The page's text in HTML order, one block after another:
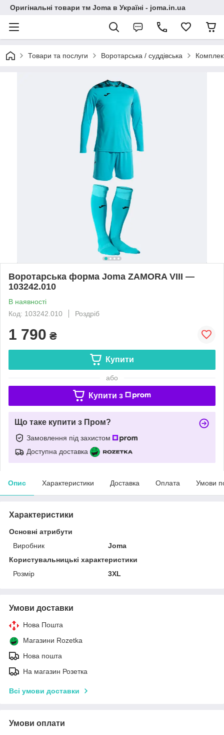
Оригінальні товари тм Joma в Україні - joma.in.ua
Товари та послуги Воротарська / суддівська
Воротарська форма Joma ZAMORA VIII —
103242.010
В наявності
Код: 103242.010
Роздріб
1 790 ₴
Купити
або
Купити з
Що таке купити з Пром?
Замовлення під захистом
Доступна доставка
Опис Характеристики Доставка Оплата Умови
Характеристики
Основні атрибути
Виробник
Joma
Користувальницькі характеристики
Розмір
3XL
Умови доставки
Нова Пошта
Магазини Rozetka
Нова пошта
На магазин Розетка
Всі умови доставки
Умови оплати